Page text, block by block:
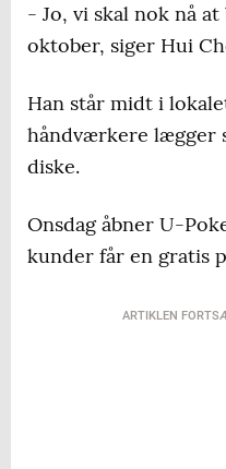
- Jo, vi skal nok nå
oktober, siger Hui
Han står midt i
håndværkere lægger
diske.
Onsdag åbner U-
kunder får en gratis
ARTIKLEN